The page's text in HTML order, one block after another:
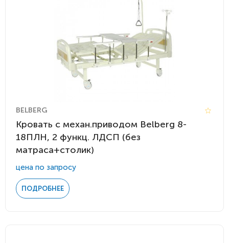
BELBERG
Кровать c механ.приводом Belberg 8-
18ПЛН, 2 функц. ЛДСП (без
матраса+столик)
цена по запросу
ПОДРОБНЕЕ